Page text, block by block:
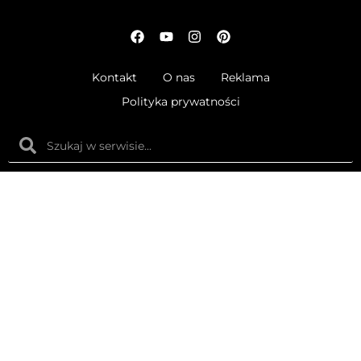
Kontakt O nas
Reklama
Polityka prywatności